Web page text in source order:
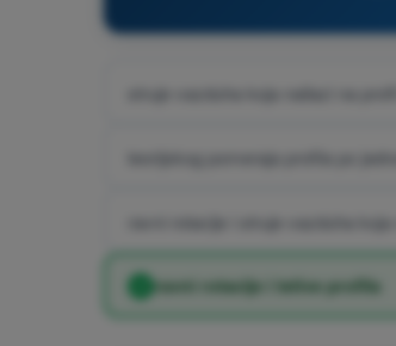
struje vazduha koja nailazi na
teorijskog pomeraja profila po
ravni rotacije i struje vazduha koja
ravni rotacije i tetive profila